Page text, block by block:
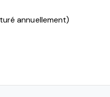
annuellement)